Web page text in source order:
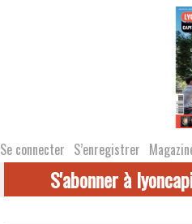
Se connecter S’enregistrer
S'abonner à